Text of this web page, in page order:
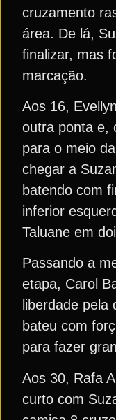
cruzamento
área. De lá,
finalizar, mas
marcação.
Aos 16,
outra ponta e,
para o meio
chegar a
batendo com
inferior
Taluane em
Passando a
etapa, Carol
liberdade pela
bateu com
para fazer
Aos 30, Rafa
curto com